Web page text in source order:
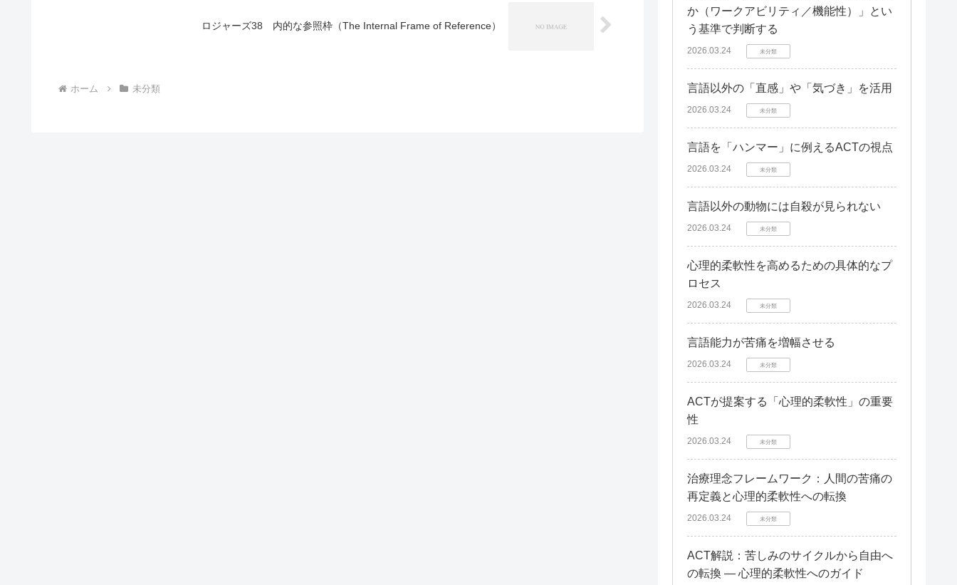
ロジャーズ38 内的な参照枠（The Internal Frame of Reference）
ホーム 未分類
か（ワークアビリティ／機能性）」とい
う基準で判断する
2026.03.24 未分類
言語以外の「直感」や「気づき」を活用
2026.03.24 未分類
言語を「ハンマー」に例えるACTの視点
2026.03.24 未分類
言語以外の動物には自殺が見られない
2026.03.24 未分類
心理的柔軟性を高めるための具体的なプ
ロセス
2026.03.24 未分類
言語能力が苦痛を増幅させる
2026.03.24 未分類
ACTが提案する「心理的柔軟性」の重要
性
2026.03.24 未分類
治療理念フレームワーク：人間の苦痛の
再定義と心理的柔軟性への転換
2026.03.24 未分類
ACT解説：苦しみのサイクルから自由へ
の転換 — 心理的柔軟性へのガイド